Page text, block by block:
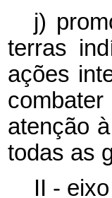
j)
terras
ações
atenção
todas as
II -